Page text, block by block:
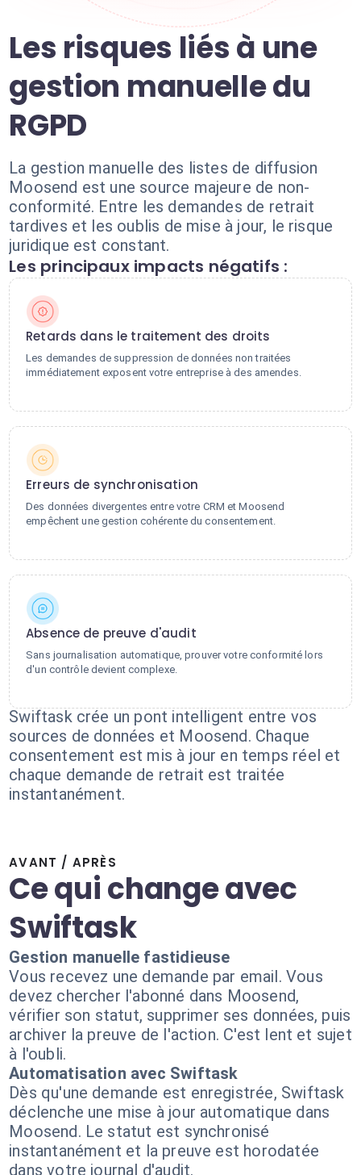
Les risques liés à une
gestion manuelle du
RGPD
La gestion manuelle des listes de diffusion
Moosend est une source majeure de non-
conformité. Entre les demandes de retrait
tardives et les oublis de mise à jour, le risque
juridique est constant.
Les principaux impacts négatifs :
Retards dans le traitement des droits
Les demandes de suppression de données non traitées
immédiatement exposent votre entreprise à des amendes.
Erreurs de synchronisation
Des données divergentes entre votre CRM et Moosend
empêchent une gestion cohérente du consentement.
Absence de preuve d'audit
Sans journalisation automatique, prouver votre conformité lors
d'un contrôle devient complexe.
Swiftask crée un pont intelligent entre vos
sources de données et Moosend. Chaque
consentement est mis à jour en temps réel et
chaque demande de retrait est traitée
instantanément.
AVANT / APRÈS
Ce qui change avec
Swiftask
Gestion manuelle fastidieuse
Vous recevez une demande par email. Vous
devez chercher l'abonné dans Moosend,
vérifier son statut, supprimer ses données, puis
archiver la preuve de l'action. C'est lent et sujet
à l'oubli.
Automatisation avec Swiftask
Dès qu'une demande est enregistrée, Swiftask
déclenche une mise à jour automatique dans
Moosend. Le statut est synchronisé
instantanément et la preuve est horodatée
dans votre journal d'audit.